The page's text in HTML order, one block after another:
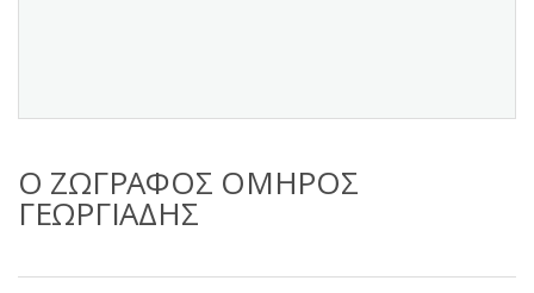
Ο ΖΩΓΡΑΦΟΣ ΟΜΗΡΟΣ
ΓΕΩΡΓΙΑΔΗΣ